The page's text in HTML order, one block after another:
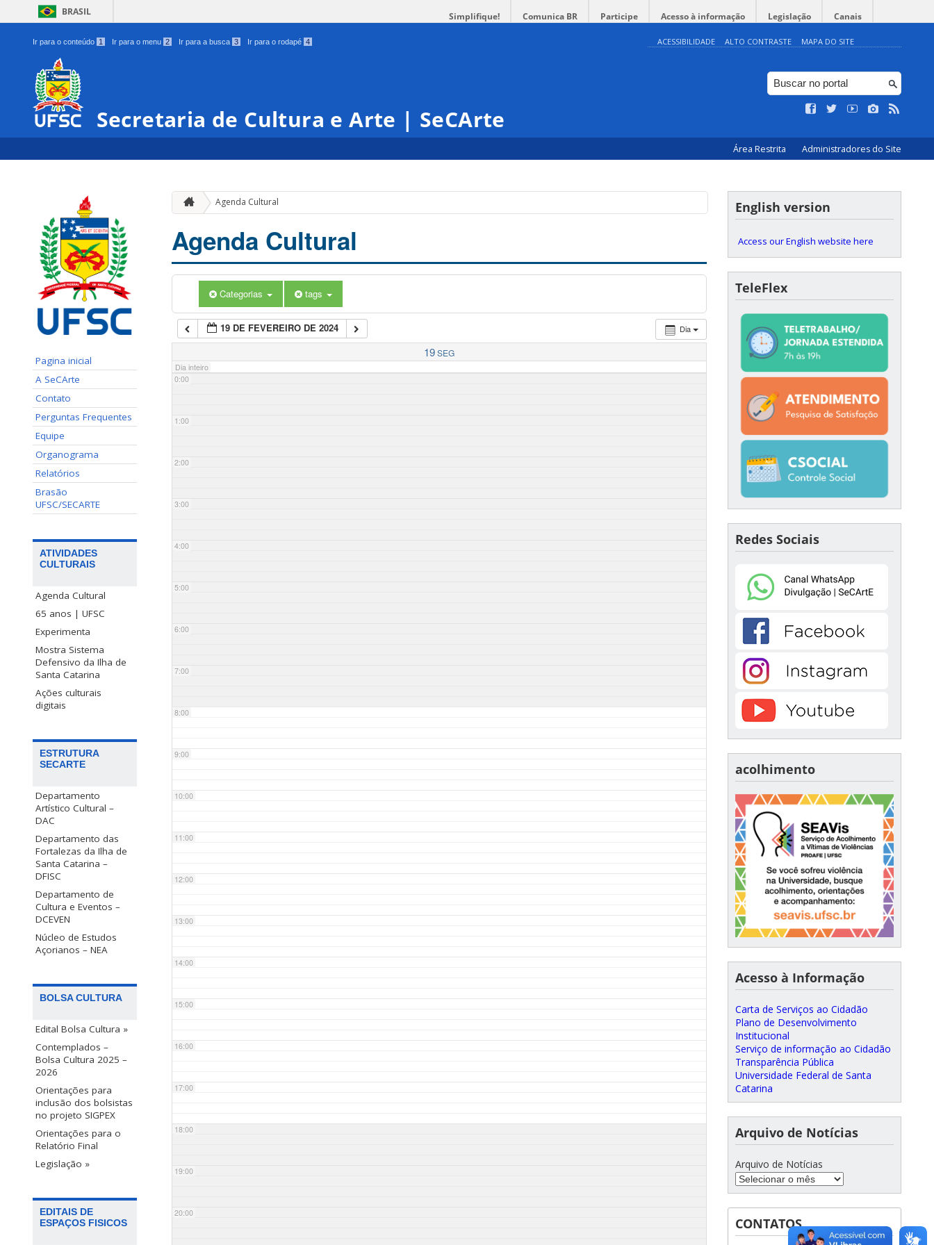
BRASIL Simplifique! Comunica BR Participe Acesso à informação Legislação Canais
Ir para o conteúdo 1 Ir para o menu 2 Ir para a busca 3 Ir para o rodapé 4 ACESSIBILIDADE ALTO CONTRASTE MAPA DO SITE
Secretaria de Cultura e Arte | SeCArte
Área Restrita Administradores do Site
Pagina inicial
A SeCArte
Contato
Perguntas Frequentes
Equipe
Organograma
Relatórios
Brasão
UFSC/SECARTE
ATIVIDADES
CULTURAIS
Agenda Cultural
65 anos | UFSC
Experimenta
Mostra Sistema
Defensivo da Ilha de
Santa Catarina
Ações culturais
digitais
ESTRUTURA
SECARTE
Departamento
Artístico Cultural –
DAC
Departamento das
Fortalezas da Ilha de
Santa Catarina –
DFISC
Departamento de
Cultura e Eventos –
DCEVEN
Núcleo de Estudos
Açorianos – NEA
BOLSA CULTURA
Edital Bolsa Cultura »
Contemplados –
Bolsa Cultura 2025 –
2026
Orientações para
inclusão dos bolsistas
no projeto SIGPEX
Orientações para o
Relatório Final
Legislação »
EDITAIS DE
ESPAÇOS FISICOS
Agenda Cultural
Agenda Cultural
Categorias tags
Dia
19 DE FEVEREIRO DE 2024
19SEG
Dia inteiro
0:00
1:00
2:00
3:00
4:00
5:00
6:00
7:00
8:00
9:00
10:00
11:00
12:00
13:00
14:00
15:00
16:00
17:00
18:00
19:00
20:00
English version
Access our English website here
TeleFlex
Redes Sociais
acolhimento
Acesso à Informação
Carta de Serviços ao Cidadão
Plano de Desenvolvimento
Institucional
Serviço de informação ao Cidadão
Transparência Pública
Universidade Federal de Santa
Catarina
Arquivo de Notícias
Arquivo de Notícias
CONTATOS